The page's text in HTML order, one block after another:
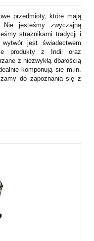
przedmioty, które mają
jesteśmy zwyczajną
strażnikami tradycji i
jest świadectwem
produkty z Indii oraz
z niezwykłą dbałością
komponują się m.in.
do zapoznania się z